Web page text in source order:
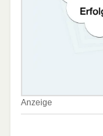
Anzeige